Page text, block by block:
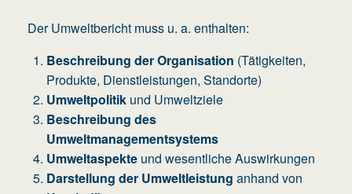
Der Umweltbericht muss u. a. enthalten:
Beschreibung der Organisation (Tätigkeiten,
Produkte, Dienstleistungen, Standorte)
Umweltpolitik und Umweltziele
Beschreibung des
Umweltmanagementsystems
Umweltaspekte und wesentliche Auswirkungen
Darstellung der Umweltleistung anhand von